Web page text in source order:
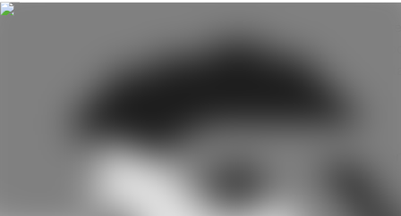
le débouchage des oreilles à l’aide d’une seringue soit un
moyen efficace d’éliminer le cérumen coincé, il est
de se rappeler que cela comporte certains risques.